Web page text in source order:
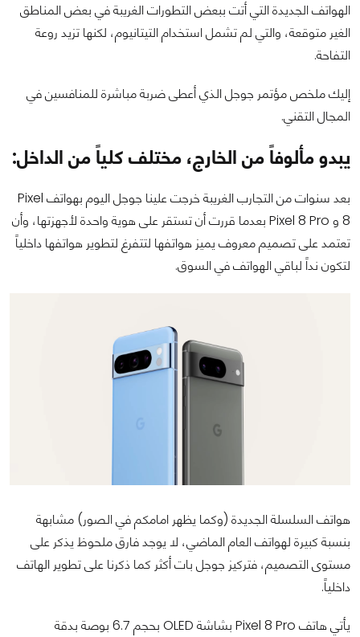
الهواتف الجديدة التي أتت ببعض التطورات الغريبة في بعض المناطق
الغير متوقعة، والتي لم تشمل استخدام التيتانيوم، لكنها تزيد روعة
التفاحة.
إليك ملخص مؤتمر جوجل الذي أعطى ضربة مباشرة للمنافسين في
المجال التقني.
يبدو مألوفاً من الخارج، مختلف كلياً من الداخل:
بعد سنوات من التجارب الغريبة خرجت علينا جوجل اليوم بهواتف Pixel
8 و Pixel 8 Pro بعدما قررت أن تستقر على هوية واحدة لأجهزتها، وأن
تعتمد على تصميم معروف يميز هواتفها لتتفرغ لتطوير هواتفها داخلياً
لتكون نداً لباقي الهواتف في السوق.
هواتف السلسلة الجديدة (وكما يظهر امامكم في الصور) مشابهة
بنسبة كبيرة لهواتف العام الماضي، لا يوجد فارق ملحوظ يذكر على
مستوى التصميم، فتركيز جوجل بات أكثر كما ذكرنا على تطوير الهاتف
داخلياً.
يأتي هاتف Pixel 8 Pro بشاشة OLED بحجم 6.7 بوصة بدقة